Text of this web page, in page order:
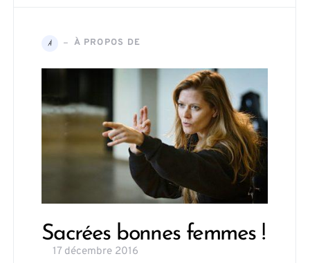
À À PROPOS DE
Sacrées bonnes femmes !
17 décembre 2016